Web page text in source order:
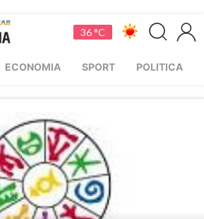
36 °C
ECONOMIA SPORT POLITICA